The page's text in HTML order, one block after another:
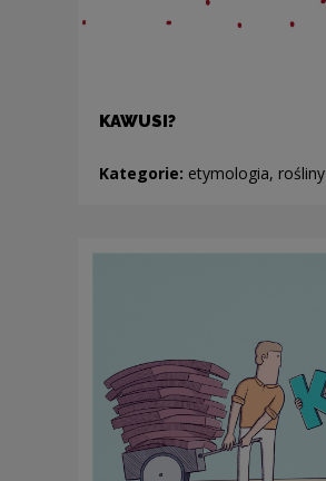
KAWUSI?
Kategorie: etymologia, rośliny